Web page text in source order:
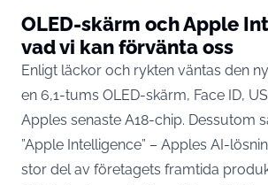
OLED-skärm och Apple
vad vi kan förvänta oss
Enligt läckor och rykten väntas den
en 6,1-tums OLED-skärm, Face ID,
Apples senaste A18-chip. Dessutom
”Apple Intelligence” – Apples AI-
stor del av företagets framtida